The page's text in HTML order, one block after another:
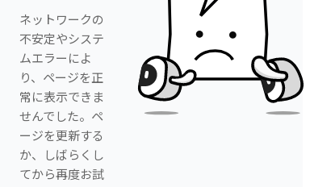
ネットワークの
不安定やシステ
ムエラーによ
り、ページを正
常に表示できま
せんでした。ペ
ージを更新する
か、しばらくし
てから再度お試